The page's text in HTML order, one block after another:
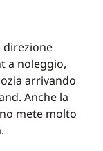
direzione
a noleggio,
arrivando
Anche la
mete molto